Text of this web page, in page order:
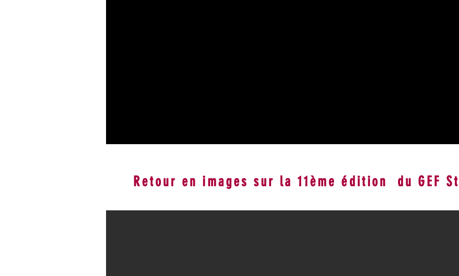
Retour en images sur la 11ème édition du GEF